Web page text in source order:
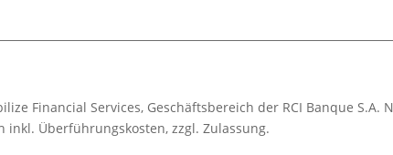
Financial Services, Geschäftsbereich der RCI Banque S.A.
inkl. Überführungskosten, zzgl. Zulassung.